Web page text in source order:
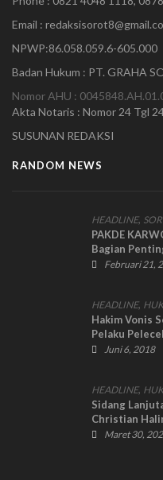
Email :
NPWP:86.058.059.6-605.000
Badan Hukum : PT. GRAHA
Nomor AHU :
Akta Notaris : Nomor 24 Tgl
SUSUNAN REDAKSI
RANDOM NEWS
HEADLINE,
PAKDE
Bagian
Februari 21,
HEADLINE,
Hakim Vonis
Pelaku
Juni 6, 2018
HEADLINE,
Sidang
Christian
UNAIR
Maret 30,